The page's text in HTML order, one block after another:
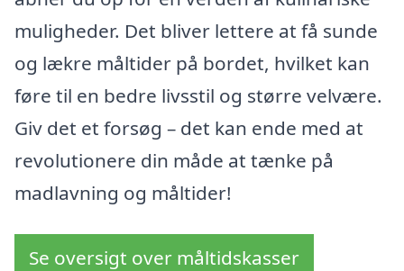
muligheder. Det bliver lettere at få sunde
og lækre måltider på bordet, hvilket kan
føre til en bedre livsstil og større velvære.
Giv det et forsøg – det kan ende med at
revolutionere din måde at tænke på
madlavning og måltider!
Se oversigt over måltidskasser